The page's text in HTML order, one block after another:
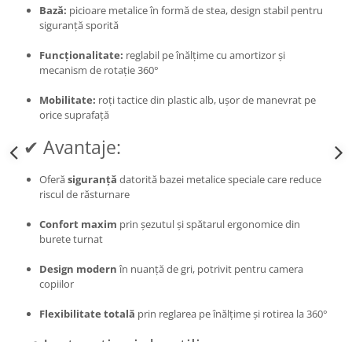
Bază: picioare metalice în formă de stea, design stabil pentru
siguranță sporită
Funcționalitate: reglabil pe înălțime cu amortizor și
mecanism de rotație 360°
Mobilitate: roți tactice din plastic alb, ușor de manevrat pe
orice suprafață
✔ Avantaje:
Oferăsiguranță datorită bazei metalice speciale care reduce
riscul de răsturnare
Confort maxim prin șezutul și spătarul ergonomice din
burete turnat
Design modernîn nuanță de gri, potrivit pentru camera
copiilor
Flexibilitate totală prin reglarea pe înălțime și rotirea la 360°